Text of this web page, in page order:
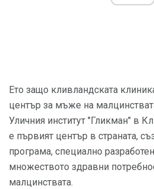
Ето защо кливландската
център за мъже на
Уличния институт "Гликман" в
е първият център в страната,
програма, специално
множеството здравни
малцинствата.